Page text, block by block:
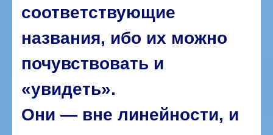
соответствующие
названия, ибо их можно
почувствовать и
«увидеть».
Они — вне линейности, и